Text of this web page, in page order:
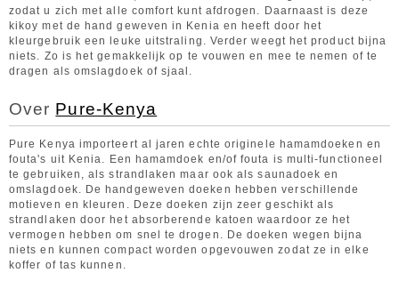
zodat u zich met alle comfort kunt afdrogen. Daarnaast is deze
kikoy met de hand geweven in Kenia en heeft door het
kleurgebruik een leuke uitstraling. Verder weegt het product bijna
niets. Zo is het gemakkelijk op te vouwen en mee te nemen of te
dragen als omslagdoek of sjaal.
Over Pure-Kenya
Pure Kenya importeert al jaren echte originele hamamdoeken en
fouta's uit Kenia. Een hamamdoek en/of fouta is multi-functioneel
te gebruiken, als strandlaken maar ook als saunadoek en
omslagdoek. De handgeweven doeken hebben verschillende
motieven en kleuren. Deze doeken zijn zeer geschikt als
strandlaken door het absorberende katoen waardoor ze het
vermogen hebben om snel te drogen. De doeken wegen bijna
niets en kunnen compact worden opgevouwen zodat ze in elke
koffer of tas kunnen.